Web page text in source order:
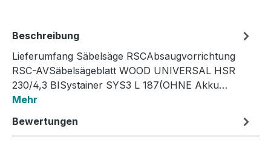
Beschreibung
Lieferumfang Säbelsäge RSCAbsaugvorrichtung
RSC-AVSäbelsägeblatt WOOD UNIVERSAL HSR
230/4,3 BISystainer SYS3 L 187(OHNE Akku…
Mehr
Bewertungen